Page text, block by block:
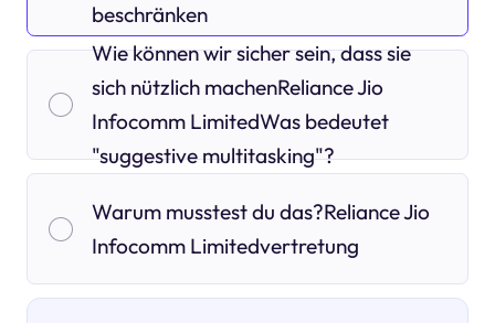
beschränken
Wie können wir sicher sein, dass sie
sich nützlich machenReliance Jio
Infocomm LimitedWas bedeutet
"suggestive multitasking"?
Warum musstest du das?Reliance Jio
Infocomm Limitedvertretung